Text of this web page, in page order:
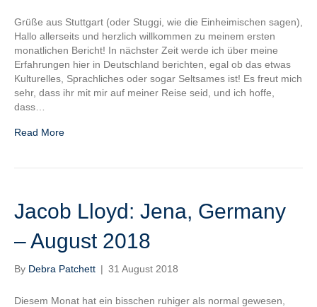
Grüße aus Stuttgart (oder Stuggi, wie die Einheimischen sagen),
Hallo allerseits und herzlich willkommen zu meinem ersten
monatlichen Bericht! In nächster Zeit werde ich über meine
Erfahrungen hier in Deutschland berichten, egal ob das etwas
Kulturelles, Sprachliches oder sogar Seltsames ist! Es freut mich
sehr, dass ihr mit mir auf meiner Reise seid, und ich hoffe,
dass…
Read More
Jacob Lloyd: Jena, Germany
– August 2018
By Debra Patchett | 31 August 2018
Diesem Monat hat ein bisschen ruhiger als normal gewesen,